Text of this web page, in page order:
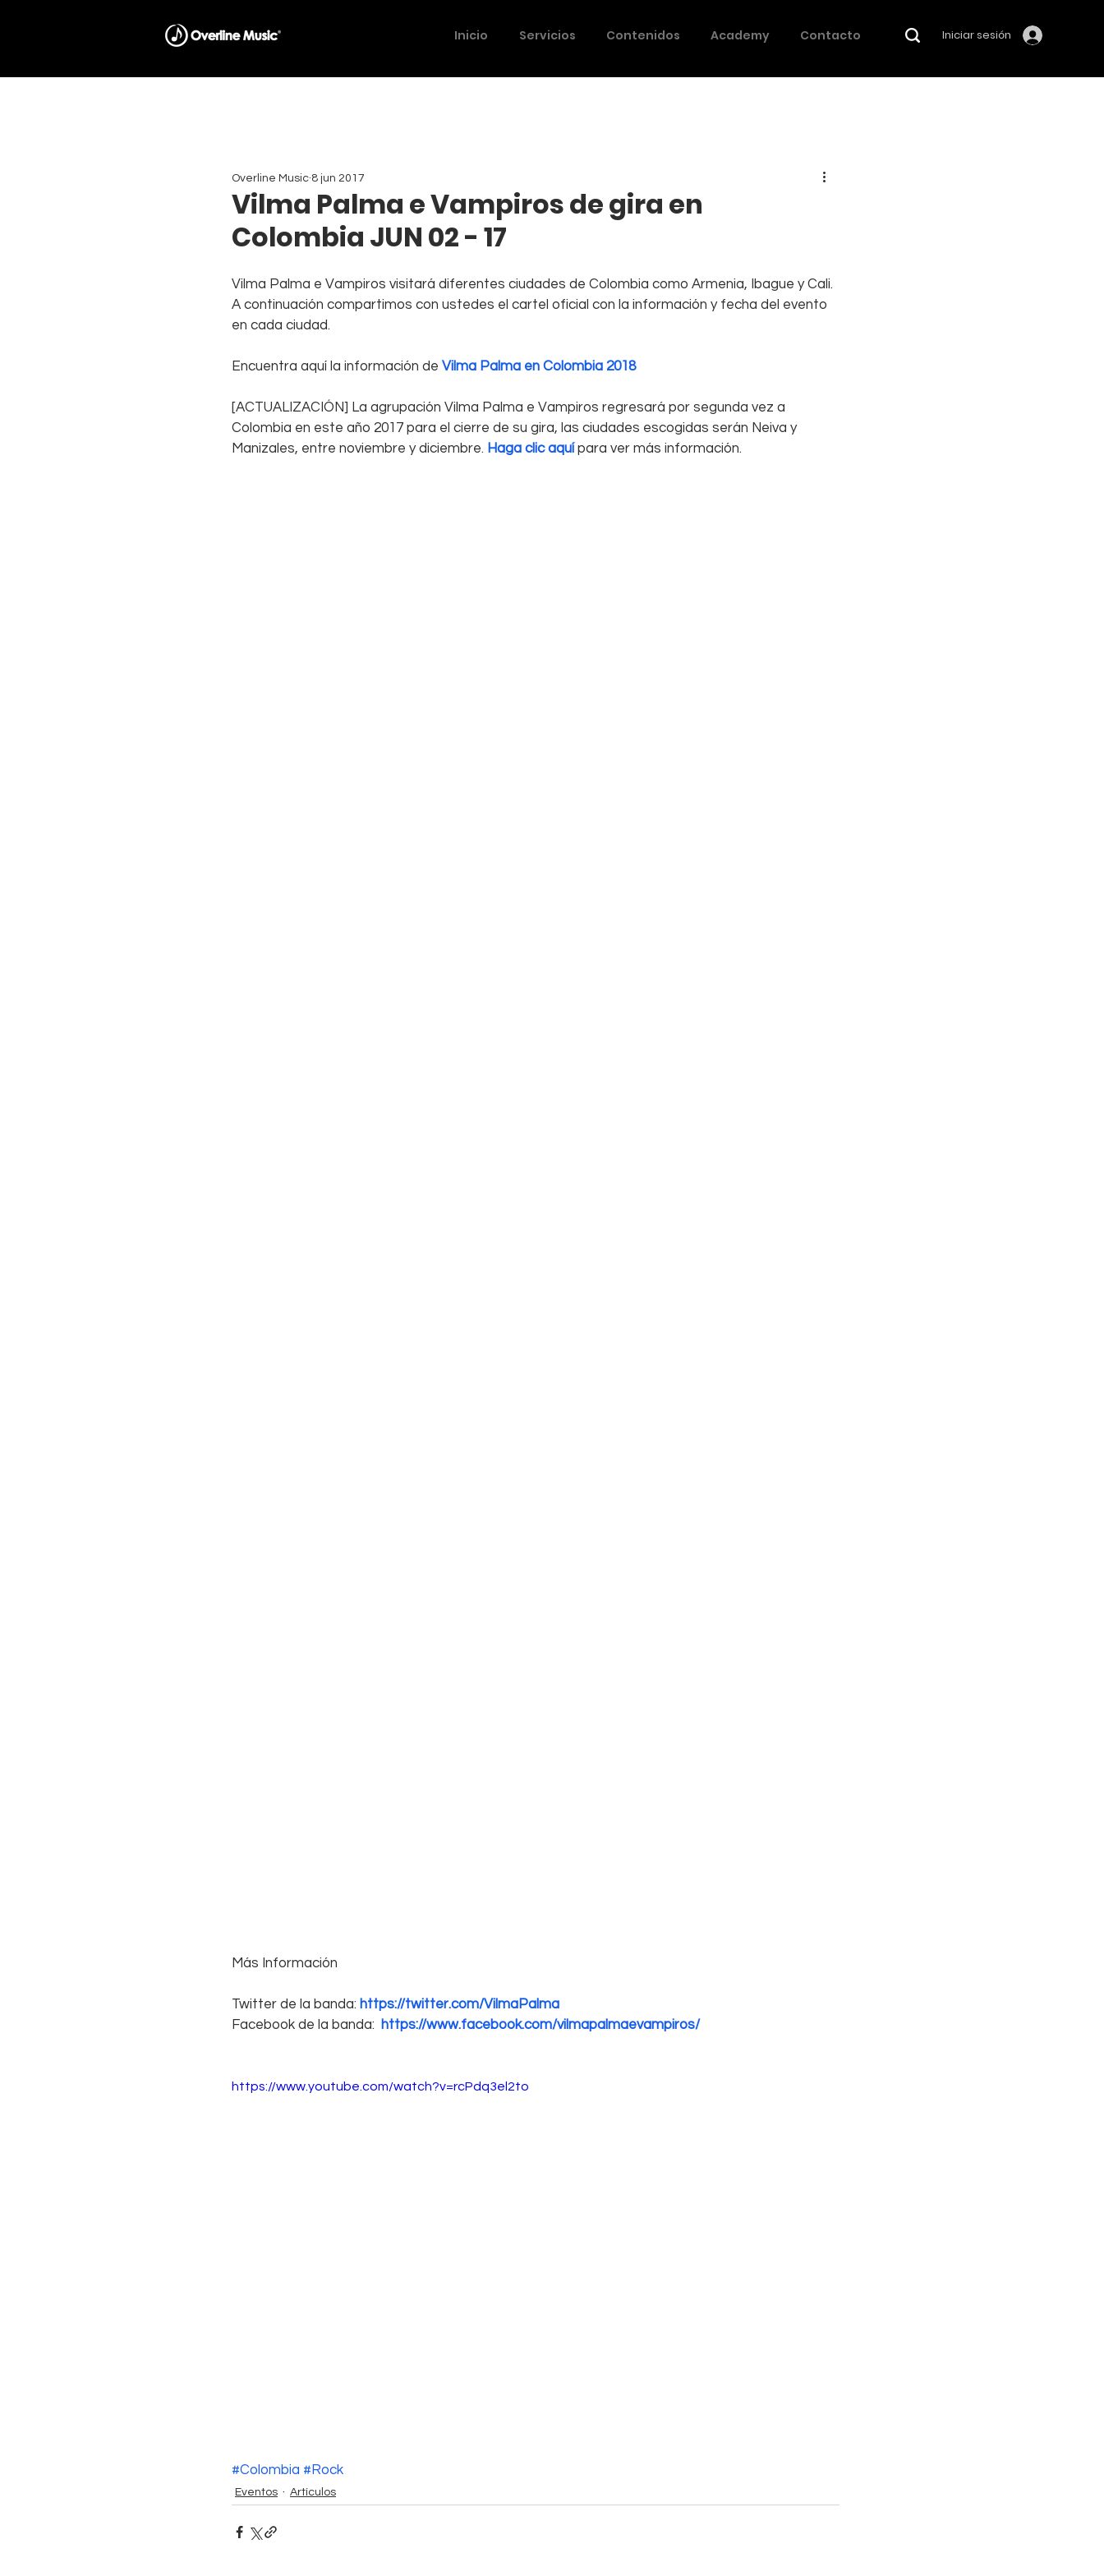
Iniciar sesión
Inicio Servicios Contenidos Academy Contacto
Vilma Palma e Vampiros de gira en
Colombia JUN 02 - 17
Overline Music 8 jun 2017
Vilma Palma e Vampiros visitará diferentes ciudades de Colombia como Armenia, Ibague y Cali.
A continuación compartimos con ustedes el cartel oficial con la información y fecha del evento
en cada ciudad.
Encuentra aquí la información de Vilma Palma en Colombia 2018
[ACTUALIZACIÓN] La agrupación Vilma Palma e Vampiros regresará por segunda vez a
Colombia en este año 2017 para el cierre de su gira, las ciudades escogidas serán Neiva y
Manizales, entre noviembre y diciembre. Haga clic aquí para ver más información.
Más Información
Twitter de la banda: https://twitter.com/VilmaPalma
Facebook de la banda:
https://www.facebook.com/vilmapalmaevampiros/
https://www.youtube.com/watch?v=rcPdq3el2to
#Colombia #Rock
Eventos Artículos